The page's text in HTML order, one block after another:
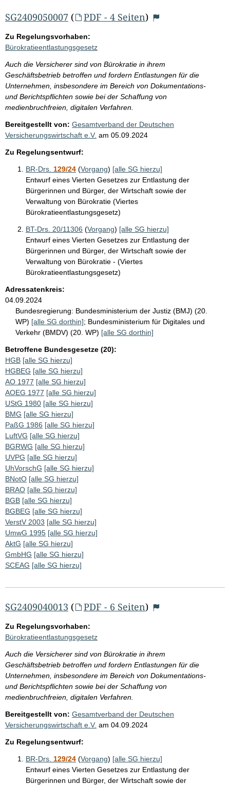
SG2409050007 ( PDF - 4 Seiten)
Zu Regelungsvorhaben:
Bürokratieentlastungsgesetz
Auch die Versicherer sind von Bürokratie in ihrem
Geschäftsbetrieb betroffen und fordern Entlastungen für die
Unternehmen, insbesondere im Bereich von Dokumentations-
und Berichtspflichten sowie bei der Schaffung von
medienbruchfreien, digitalen Verfahren.
Bereitgestellt von: Gesamtverband der Deutschen
Versicherungswirtschaft e.V. am 05.09.2024
Zu Regelungsentwurf:
BR-Drs. 129/24 (Vorgang) [alle SG hierzu]
Entwurf eines Vierten Gesetzes zur Entlastung der
Bürgerinnen und Bürger, der Wirtschaft sowie der
Verwaltung von Bürokratie (Viertes
Bürokratieentlastungsgesetz)
BT-Drs. 20/11306 (Vorgang) [alle SG hierzu]
Entwurf eines Vierten Gesetzes zur Entlastung der
Bürgerinnen und Bürger, der Wirtschaft sowie der
Verwaltung von Bürokratie - (Viertes
Bürokratieentlastungsgesetz)
Adressatenkreis:
04.09.2024
Bundesregierung: Bundesministerium der Justiz (BMJ) (20.
WP) [alle SG dorthin]; Bundesministerium für Digitales und
Verkehr (BMDV) (20. WP) [alle SG dorthin]
Betroffene Bundesgesetze (20):
HGB [alle SG hierzu]
HGBEG [alle SG hierzu]
AO 1977 [alle SG hierzu]
AOEG 1977 [alle SG hierzu]
UStG 1980 [alle SG hierzu]
BMG [alle SG hierzu]
PaßG 1986 [alle SG hierzu]
LuftVG [alle SG hierzu]
BGRWG [alle SG hierzu]
UVPG [alle SG hierzu]
UhVorschG [alle SG hierzu]
BNotO [alle SG hierzu]
BRAO [alle SG hierzu]
BGB [alle SG hierzu]
BGBEG [alle SG hierzu]
VerstV 2003 [alle SG hierzu]
UmwG 1995 [alle SG hierzu]
AktG [alle SG hierzu]
GmbHG [alle SG hierzu]
SCEAG [alle SG hierzu]
SG2409040013 ( PDF - 6 Seiten)
Zu Regelungsvorhaben:
Bürokratieentlastungsgesetz
Auch die Versicherer sind von Bürokratie in ihrem
Geschäftsbetrieb betroffen und fordern Entlastungen für die
Unternehmen, insbesondere im Bereich von Dokumentations-
und Berichtspflichten sowie bei der Schaffung von
medienbruchfreien, digitalen Verfahren.
Bereitgestellt von: Gesamtverband der Deutschen
Versicherungswirtschaft e.V. am 04.09.2024
Zu Regelungsentwurf:
BR-Drs. 129/24 (Vorgang) [alle SG hierzu]
Entwurf eines Vierten Gesetzes zur Entlastung der
Bürgerinnen und Bürger, der Wirtschaft sowie der